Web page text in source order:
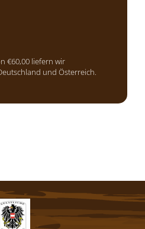
€60,00 liefern wir
und Österreich.